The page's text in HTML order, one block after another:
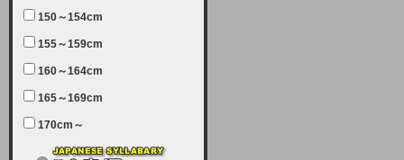
【クレジットカード決済について
②】
現在、クレジットカード決済はJCB
のみになっております。大変ご迷惑
キャシュでの決済は可能ですので、
150～154cm
155～159cm
160～164cm
165～169cm
170cm～